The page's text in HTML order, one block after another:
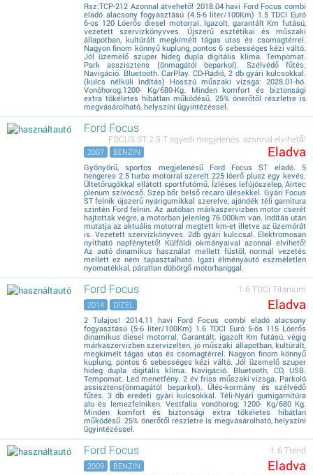
Rsz:TCP-212 Azonnal átvehető! 2018.04 havi Ford Focus combi
eladó alacsony fogyasztású (4.5-6 liter/100Km) 1.5 TDCI Euró
6-os 120 Lóerős diesel motorral. Igazolt, garantált Km futású,
vezetett szervizkönyvves. Újszerű esztétikai és műszaki
állapotban, kultúrált megkímélt tágas utas és csomagtérrel.
Nagyon finom könnyű kuplung, pontos 6 sebességes kézi váltó.
Jól üzemelő szuper hideg dupla digitális klíma. Tempomat.
Park asszisztens (önmagától beparkol). Szélvédő fűtés.
Navigáció. Bluetooth. CarPlay. CD-Rádió, 2 db gyári kulcsokkal.
(kulcs nélküli indítás) Hosszú műszaki vizsga: 2028.01-hó.
Vonóhorog:1200- Kg/680-Kg. Minden komfort és biztonsági
extra tökéletes hibátlan működésű. 25% önerőtől részletre is
megvásárolható, helyszíni ügyintézéssel.
Ford Focus
FOCUS ST 2.5 T egyedi megjelenés. azonnal elvihető!
Eladva
2007 BENZIN
Gyönyörű, sportos megjelenésű Ford Focus ST eladó. 5
hengeres 2.5 turbo motorral szerelt 225 lóerő plusz egy kevés.
Ültetőrugókkal ellátott sportfutómű. Ízléses lefújószelep, Airtec
plenum szívócső. Szép bőr belső recaro ülésekkel. Gyári Focus
ST felnik újszerű nyárigumikkal szerelve, ajándék téli garnitura
szintén Ford felnin. Az autóban márkaszervizben motor cserét
hajtottak végre, a motorban jelenleg 76.000km van. Indítás után
mutatja az aktuális motorral megtett km-et illetve az üzemórát
is. Vezetett szervizkönyves. 2db gyári kulccsal. Elektromosan
nyitható napfénytető! Külföldi okmányaival azonnal elvihető!
Az autó dinamikus használat mellett füstöl, normál vezetés
mellett ez nem tapasztalható. Igazi élményautó eszméletlen
nyomatékkal, páratlan dübörgő motorhanggal.
Ford Focus 1.6 TDCi Titanium
Eladva
2014 DÍZEL
2 Tulajos! 2014.11 havi Ford Focus combi eladó alacsony
fogyasztású (5-6 liter/100Km) 1.6 TDCI Euró 5-ös 115 Lóerős
dinamikus diesel motorral. Garantált, igazolt Km futású, végig
márkaszervizben szervizelten, jó műszaki állapotban, kultúrált,
megkímélt tágas utas és csomagtérrel. Nagyon finom könnyű
kuplung, pontos 6 sebességes kézi váltó. Jól üzemelő szuper
hideg dupla digitális klíma. Navigáció. Bluetooth, CD, USB.
Tempomat. Led menetfény. 2 év friss műszaki vizsga. Parkoló
assisztens(önmagától beparkol). Ülés-kormány és szélvédő
fűtés. 3 db eredeti gyári kulcsokkal. Téli-Nyári gumigarnitúra
alu és lemezfelniken. Vestfalia vonóhorog: 1200- Kg/680 Kg.
Minden komfort és biztonsági extra tökéletes hibátlan
működésű. 25% önerőtől részletre is megvásárolható, helyszíni
ügyintézéssel.
Ford Focus 1.6 Trend
Eladva
2009 BENZIN